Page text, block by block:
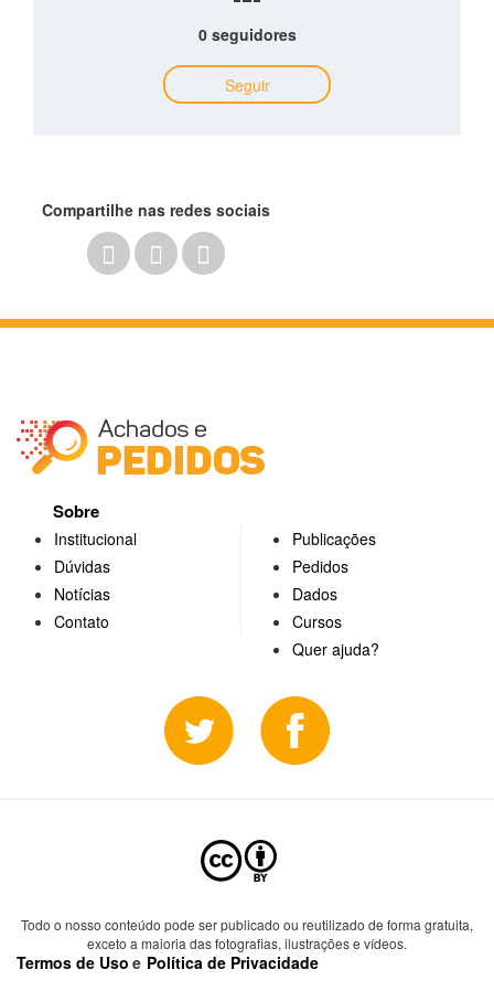
0 seguidores
Seguir
Compartilhe nas redes sociais
Sobre
Institucional
Dúvidas
Notícias
Contato
Publicações
Pedidos
Dados
Cursos
Quer ajuda?
Todo o nosso conteúdo pode ser publicado ou reutilizado de forma gratuita,
exceto a maioria das fotografias, ilustrações e vídeos.
Termos de Uso e Política de Privacidade